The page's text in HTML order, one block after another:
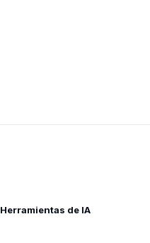
Herramientas de IA